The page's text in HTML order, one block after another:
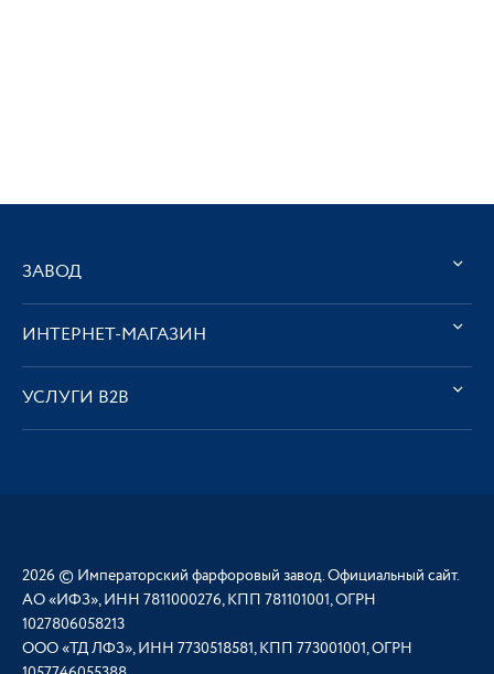
ЗАВОД
ИНТЕРНЕТ-МАГАЗИН
УСЛУГИ В2В
2026 © Императорский фарфоровый завод. Официальный сайт.
АО «ИФЗ», ИНН 7811000276, КПП 781101001, ОГРН
1027806058213
ООО «ТД ЛФЗ», ИНН 7730518581, КПП 773001001, ОГРН